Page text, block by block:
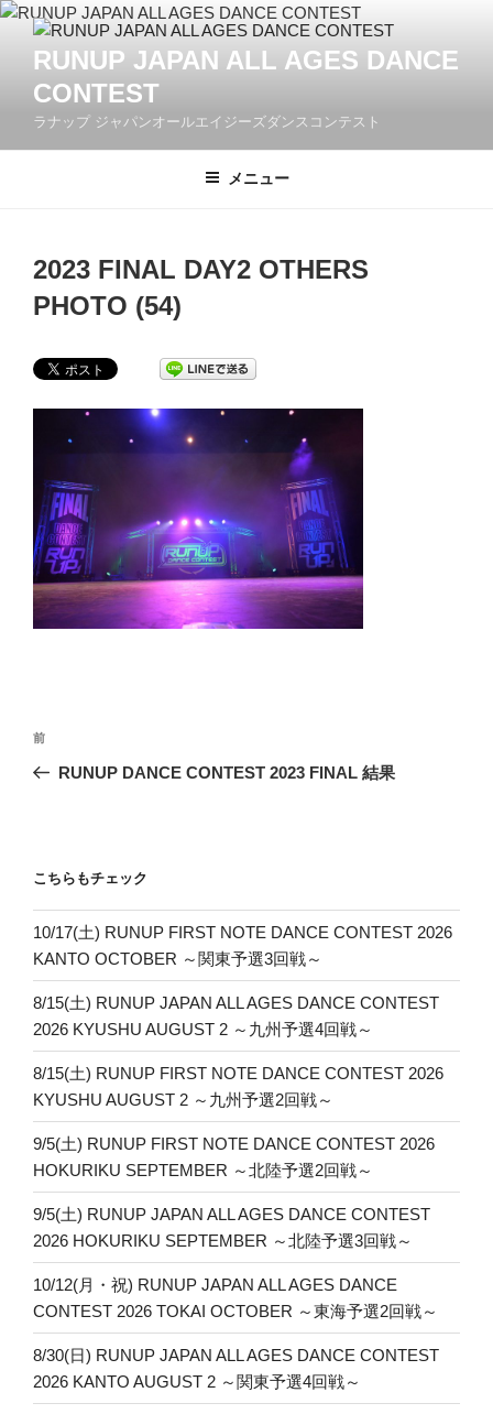
コ
RUNUP JAPAN ALL AGES DANCE
CONTEST
ラナップ ジャパンオールエイジーズダンスコンテスト
メニュー
2023 FINAL DAY2 OTHERS
PHOTO (54)
投
ー
シ
ョ
ン
前
の
前
RUNUP DANCE CONTEST 2023 FINAL 結果
こちらもチェック
10/17(土) RUNUP FIRST NOTE DANCE CONTEST 2026
KANTO OCTOBER ～関東予選3回戦～
8/15(土) RUNUP JAPAN ALL AGES DANCE CONTEST
2026 KYUSHU AUGUST 2 ～九州予選4回戦～
8/15(土) RUNUP FIRST NOTE DANCE CONTEST 2026
KYUSHU AUGUST 2 ～九州予選2回戦～
9/5(土) RUNUP FIRST NOTE DANCE CONTEST 2026
HOKURIKU SEPTEMBER ～北陸予選2回戦～
9/5(土) RUNUP JAPAN ALL AGES DANCE CONTEST
2026 HOKURIKU SEPTEMBER ～北陸予選3回戦～
10/12(月・祝) RUNUP JAPAN ALL AGES DANCE
CONTEST 2026 TOKAI OCTOBER ～東海予選2回戦～
8/30(日) RUNUP JAPAN ALL AGES DANCE CONTEST
2026 KANTO AUGUST 2 ～関東予選4回戦～